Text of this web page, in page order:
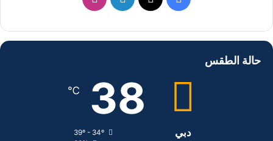
د
حالة الطقس
دبي
38
℃
39º - 34º